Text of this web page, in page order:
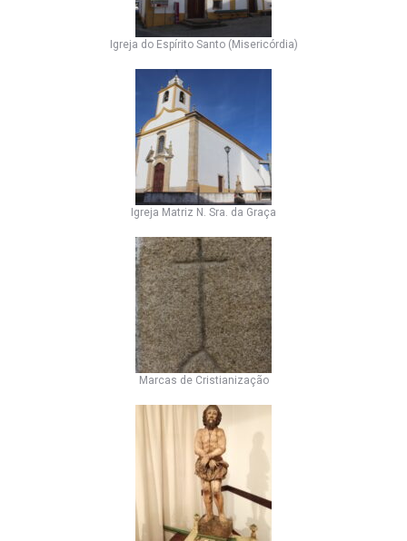
Igreja do Espírito Santo (Misericórdia)
Igreja Matriz N. Sra. da Graça
Marcas de Cristianização